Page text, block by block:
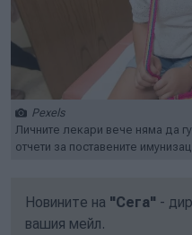
Pexels
Личните лекари вече няма да
отчети за поставените
Новините на "Сега" -
вашия мейл.